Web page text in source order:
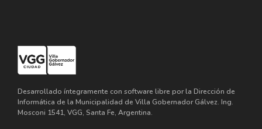
Desarrollado íntegramente con software libre por la Dirección de
Informática de la Municipalidad de Villa Gobernador Gálvez. Ing.
Mosconi 1541, VGG, Santa Fe, Argentina.